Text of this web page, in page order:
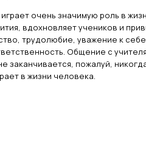
очень значимую роль в
вдохновляет учеников и
трудолюбие, уважение к
Общение с
заканчивается, пожалуй,
в жизни человека.